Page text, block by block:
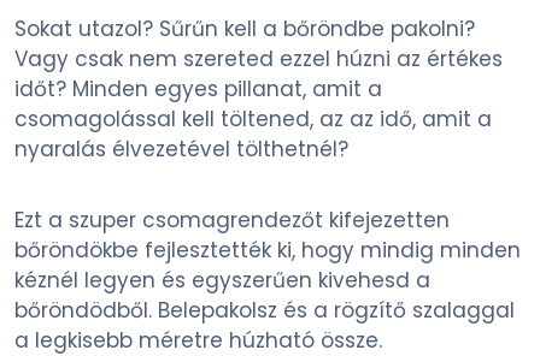
Sokat utazol? Sűrűn kell a bőröndbe pakolni?
Vagy csak nem szereted ezzel húzni az értékes
időt? Minden egyes pillanat, amit a
csomagolással kell töltened, az az idő, amit a
nyaralás élvezetével tölthetnél?
Ezt a szuper csomagrendezőt kifejezetten
bőröndökbe fejlesztették ki, hogy mindig minden
kéznél legyen és egyszerűen kivehesd a
bőröndödből. Belepakolsz és a rögzítő szalaggal
a legkisebb méretre húzható össze.